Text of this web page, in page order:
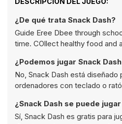
¿De qué trata Snack Dash?
Guide Eree Dbee through
time. COllect healthy food and
¿Podemos jugar Snack
No, Snack Dash está diseñado
ordenadores con teclado o
¿Snack Dash se puede
Sí, Snack Dash es gratis para